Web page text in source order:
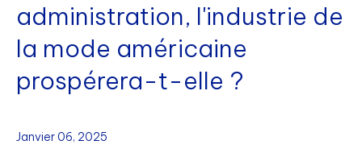
administration, l'industrie de
la mode américaine
prospérera-t-elle ?
Janvier 06, 2025